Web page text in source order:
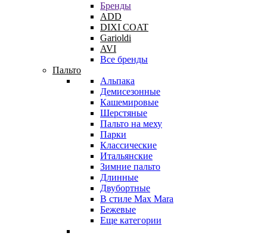
Бренды
ADD
DIXI COAT
Garioldi
AVI
Все бренды
Пальто
Альпака
Демисезонные
Кашемировые
Шерстяные
Пальто на меху
Парки
Классические
Итальянские
Зимние пальто
Длинные
Двубортные
В стиле Max Mara
Бежевые
Еще категории